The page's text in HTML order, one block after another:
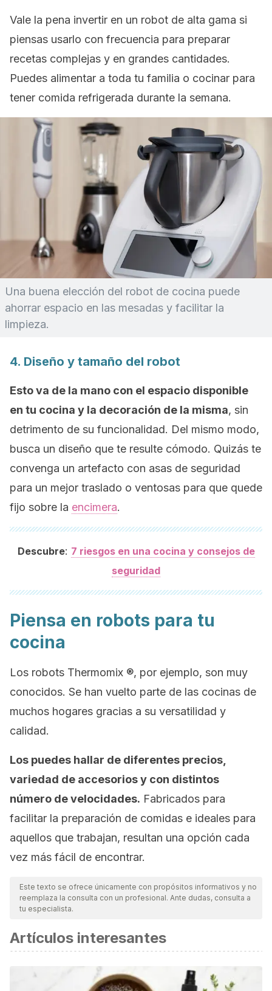
Vale la pena invertir en un robot de alta gama si
piensas usarlo con frecuencia para preparar
recetas complejas y en grandes cantidades.
Puedes alimentar a toda tu familia o cocinar para
tener comida refrigerada durante la semana.
Una buena elección del robot de cocina puede
ahorrar espacio en las mesadas y facilitar la
limpieza.
4. Diseño y tamaño del robot
Esto va de la mano con el espacio disponible
en tu cocina y la decoración de la misma, sin
detrimento de su funcionalidad. Del mismo modo,
busca un diseño que te resulte cómodo. Quizás te
convenga un artefacto con asas de seguridad
para un mejor traslado o ventosas para que quede
fijo sobre la encimera.
Descubre: 7 riesgos en una cocina y consejos de
seguridad
Piensa en robots para tu
cocina
Los robots Thermomix ®, por ejemplo, son muy
conocidos. Se han vuelto parte de las cocinas de
muchos hogares gracias a su versatilidad y
calidad.
Los puedes hallar de diferentes precios,
variedad de accesorios y con distintos
número de velocidades. Fabricados para
facilitar la preparación de comidas e ideales para
aquellos que trabajan, resultan una opción cada
vez más fácil de encontrar.
Este texto se ofrece únicamente con propósitos informativos y no
reemplaza la consulta con un profesional. Ante dudas, consulta a
tu especialista.
Artículos interesantes